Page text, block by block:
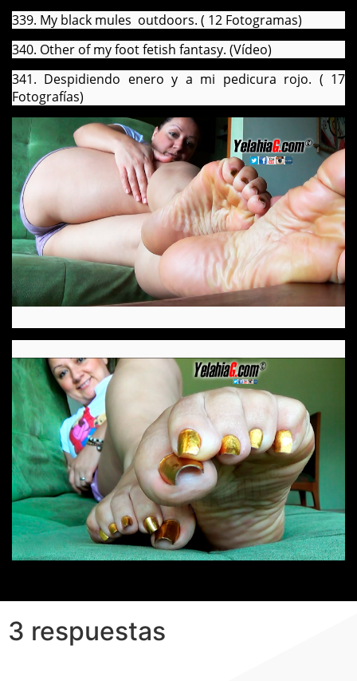
339. My black mules outdoors. ( 12 Fotogramas)
340. Other of my foot fetish fantasy. (Vídeo)
341. Despidiendo enero y a mi pedicura rojo. ( 17
Fotografías)
3 respuestas